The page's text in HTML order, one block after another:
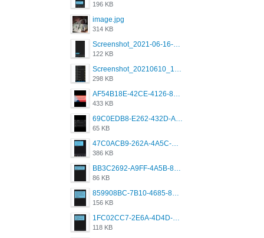
196 KB
image.jpg
314 KB
Screenshot_2021-06-16-08-28-05-034_com.grindrapp.android.jpg
122 KB
Screenshot_20210610_151721_com.grindrapp.android.jpg
298 KB
AF54B18E-42CE-4126-8F00-DB1AA05BAFCF.png
433 KB
69C0EDB8-E262-432D-A355-730E357A3BDD.png
65 KB
47C0ACB9-262A-4A5C-A1A6-7E7769A85040.png
386 KB
BB3C2692-A9FF-4A5B-818D-E85444E921FA.png
86 KB
859908BC-7B10-4685-8A02-2E25108AA1E2.png
156 KB
1FC02CC7-2E6A-4D4D-B58F-D62693D53BDC.png
118 KB